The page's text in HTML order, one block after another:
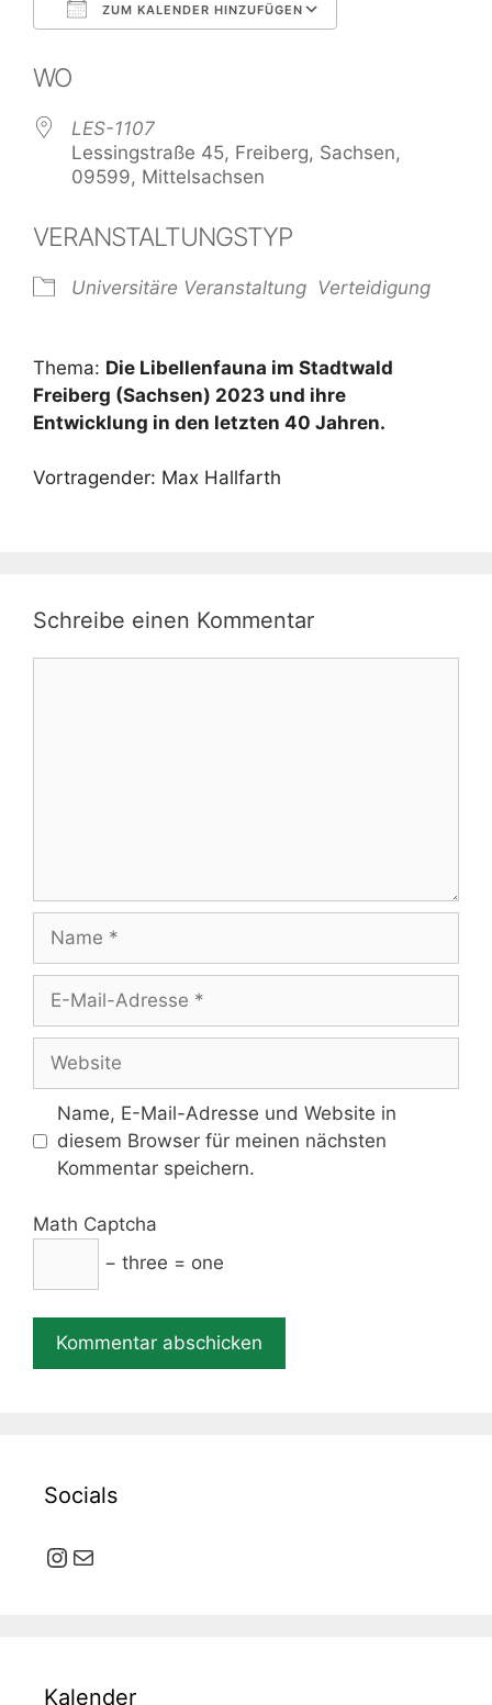
ZUM KALENDER HINZUFÜGEN
WO
LES-1107
Lessingstraße 45, Freiberg, Sachsen,
09599, Mittelsachsen
VERANSTALTUNGSTYP
Universitäre Veranstaltung Verteidigung
Thema: Die Libellenfauna im Stadtwald
Freiberg (Sachsen) 2023 und ihre
Entwicklung in den letzten 40 Jahren.
Vortragender: Max Hallfarth
Schreibe einen Kommentar
Name
Adresse
Website
Name, E-Mail-Adresse und Website in
diesem Browser für meinen nächsten
Kommentar speichern.
Math Captcha
− three = one
Socials
Instagram
E-Mail
Kalender